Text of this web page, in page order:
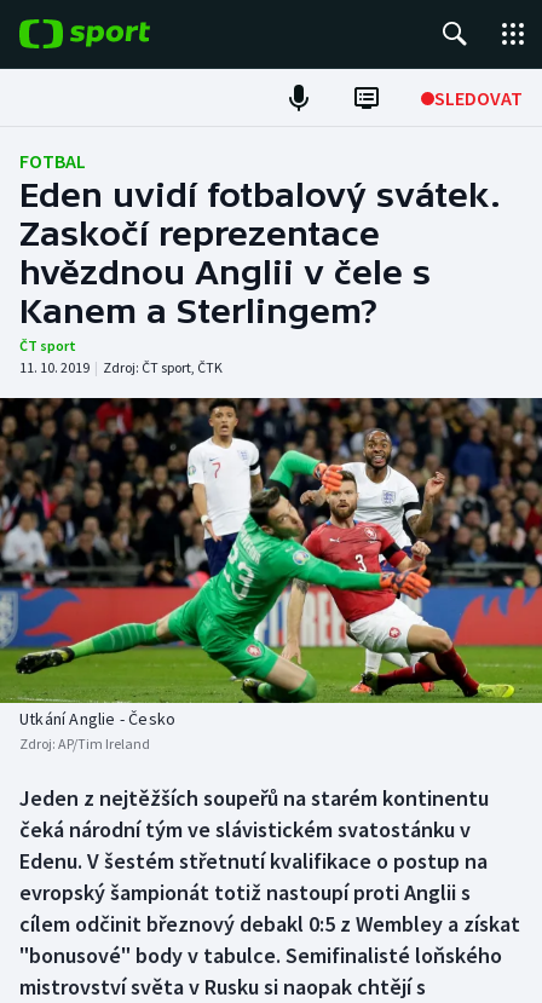
SLEDOVAT
Fotbal
Hokej
Tenis
Atletika
DALŠÍ SPORTY
Americký fotbal
Baseball a softbal
Basketbal
Biatlon
Boby a skeleton
Box
Curling
Dostihy
Florbal
NEPŘEHLÉDNĚTE
Soutěže
Historické návraty
Aplikace ČT sport
AZ kvíz
FOTBAL
Eden uvidí fotbalový svátek.
Zaskočí reprezentace
hvězdnou Anglii v čele s
Kanem a Sterlingem?
ČT sport
11. 10. 2019 | Zdroj: ČT sport, ČTK
Utkání Anglie - Česko
Zdroj: AP/Tim Ireland
Jeden z nejtěžších soupeřů na starém kontinentu
čeká národní tým ve slávistickém svatostánku v
Edenu. V šestém střetnutí kvalifikace o postup na
evropský šampionát totiž nastoupí proti Anglii s
cílem odčinit březnový debakl 0:5 z Wembley a získat
"bonusové" body v tabulce. Semifinalisté loňského
mistrovství světa v Rusku si naopak chtějí s